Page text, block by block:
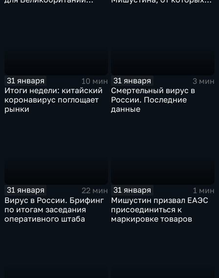
31 января
10 мин
Итоги недели: китайский
коронавирус поглощает
рынки
31 января
3 мин
Смертельный вирус в
России. Последние
данные
31 января
22 мин
Вирус в России. Брифинг
по итогам заседания
оперативного штаба
31 января
1 мин
Мишустин призвал ЕАЭС
присоединиться к
маркировке товаров